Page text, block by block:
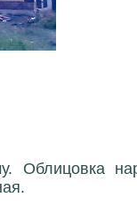
Облицовка